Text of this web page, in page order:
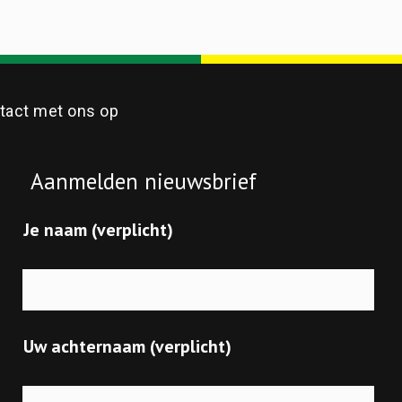
met ons op
Aanmelden nieuwsbrief
Je naam (verplicht)
Uw achternaam (verplicht)